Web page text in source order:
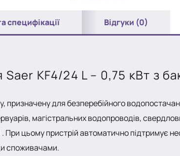
специфікації Відгуки (0)
KF4/24 L – 0,75 кВт з
для безперебійного
магістральних водопроводів,
При цьому пристрій автоматично підтримує
споживачами.